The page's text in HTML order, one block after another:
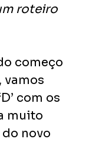
roteiro
começo
vamos
com os
muito
novo